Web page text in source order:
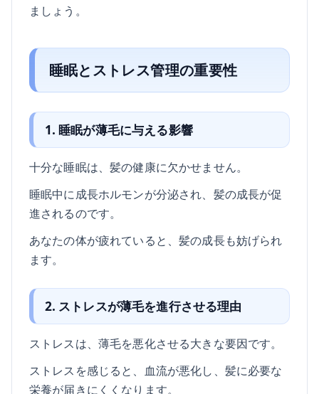
ましょう。
睡眠とストレス管理の重要性
1. 睡眠が薄毛に与える影響
十分な睡眠は、髪の健康に欠かせません。
睡眠中に成長ホルモンが分泌され、髪の成長が促
進されるのです。
あなたの体が疲れていると、髪の成長も妨げられ
ます。
2. ストレスが薄毛を進行させる理由
ストレスは、薄毛を悪化させる大きな要因です。
ストレスを感じると、血流が悪化し、髪に必要な
栄養が届きにくくなります。